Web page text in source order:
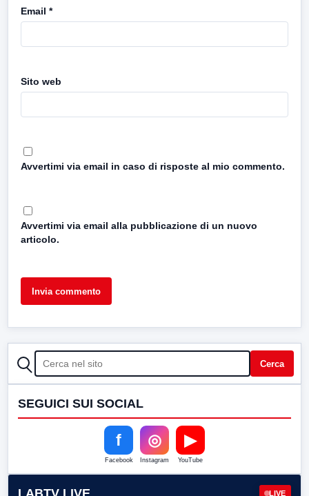
Email *
Sito web
Avvertimi via email in caso di risposte al mio commento.
Avvertimi via email alla pubblicazione di un nuovo
articolo.
CERCA Cerca
SEGUICI SUI SOCIAL
f
Facebook
◎
Instagram
▶
YouTube
LIVE